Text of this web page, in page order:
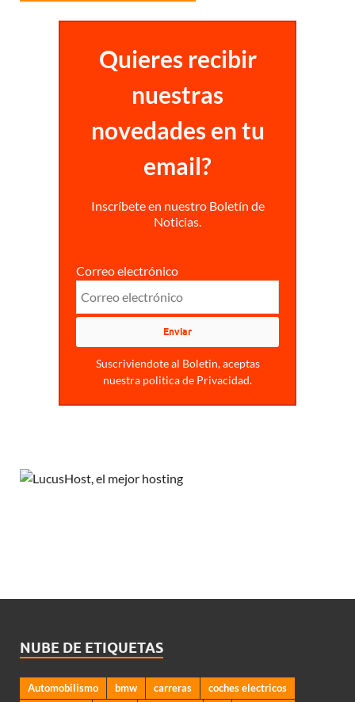
Quieres recibir
nuestras
novedades en tu
email?
Inscríbete en nuestro Boletín de
Noticias.
Correo electrónico
Suscriviendote al Boletin, aceptas
nuestra politica de Privacidad.
NUBE DE ETIQUETAS
Automobilismo bmw carreras
coches electricos